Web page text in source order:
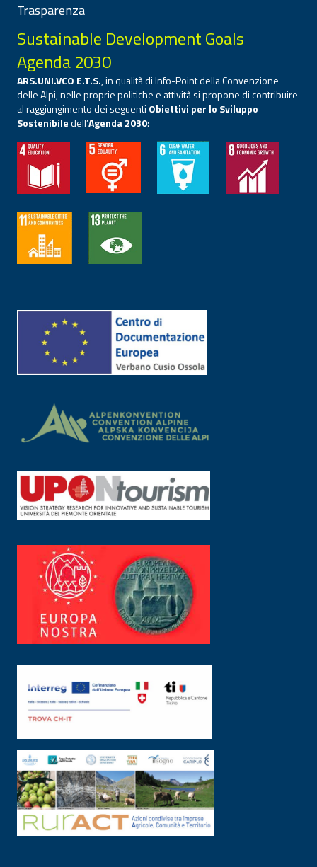
Trasparenza
Sustainable Development Goals
Agenda 2030
ARS.UNI.VCO E.T.S., in qualità di Info-Point della Convenzione
delle Alpi, nelle proprie politiche e attività si propone di contribuire
al raggiungimento dei seguenti Obiettivi per lo Sviluppo
Sostenibiledell’Agenda 2030: